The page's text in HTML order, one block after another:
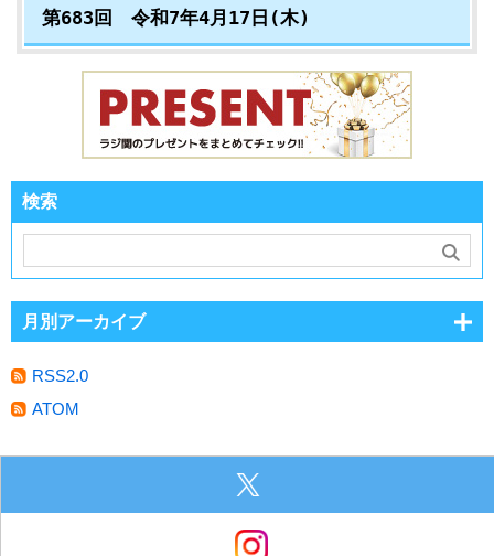
第683回 令和7年4月17日(木)
検索
月別アーカイブ
RSS2.0
ATOM